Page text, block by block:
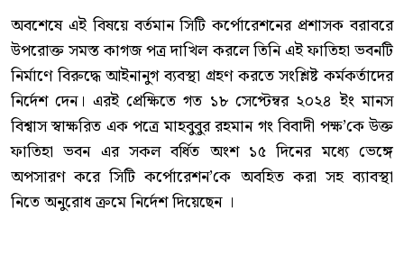
অবশেষে এই বিষয়ে বর্তমান সিটি কর্পোরেশনের প্রশাসক বরাবরে
উপরোক্ত সমস্ত কাগজ পত্র দাখিল করলে তিনি এই ফাতিহা ভবনটি
নির্মাণে বিরুদ্ধে আইনানুগ ব্যবস্থা গ্রহণ করতে সংশ্লিষ্ট কর্মকর্তাদের
নির্দেশ দেন। এরই প্রেক্ষিতে গত ১৮ সেপ্টেম্বর ২০২৪ ইং মানস
বিশ্বাস স্বাক্ষরিত এক পত্রে মাহবুবুর রহমান গং বিবাদী পক্ষ’কে উক্ত
ফাতিহা ভবন এর সকল বর্ধিত অংশ ১৫ দিনের মধ্যে ভেঙ্গে
অপসারণ করে সিটি কর্পোরেশন’কে অবহিত করা সহ ব্যাবস্থা
নিতে অনুরোধ ক্রমে নির্দেশ দিয়েছেন ।